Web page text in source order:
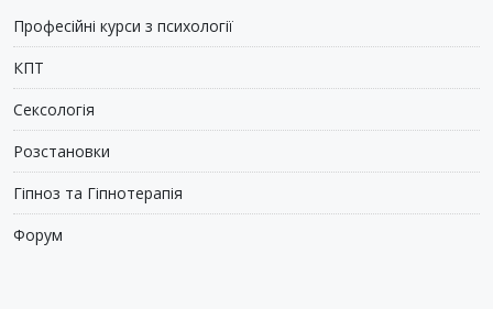
Професійні курси з психології
КПТ
Сексологія
Розстановки
Гіпноз та Гіпнотерапія
Форум